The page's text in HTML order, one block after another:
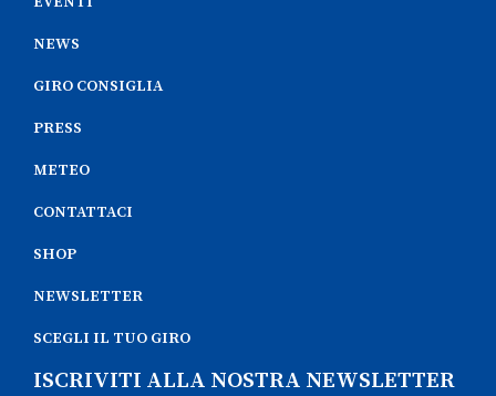
NEWS
GIRO CONSIGLIA
PRESS
METEO
CONTATTACI
SHOP
NEWSLETTER
SCEGLI IL TUO GIRO
ISCRIVITI ALLA NOSTRA NEWSLETTER